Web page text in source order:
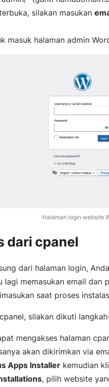
silakan masukan
masuk halaman admin
Halaman login website
dari cpanel
dari halaman login,
memasukan email dan
saat proses
silakan dikuti
mengakses halaman
akan dikirimkan via
Apps Installer kemudian
, pilih website